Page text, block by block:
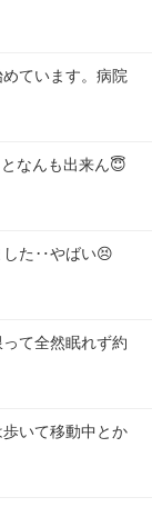
ています。病院
なんも出来ん😇
した‥やばい😣
て全然眠れず約
いて移動中とか